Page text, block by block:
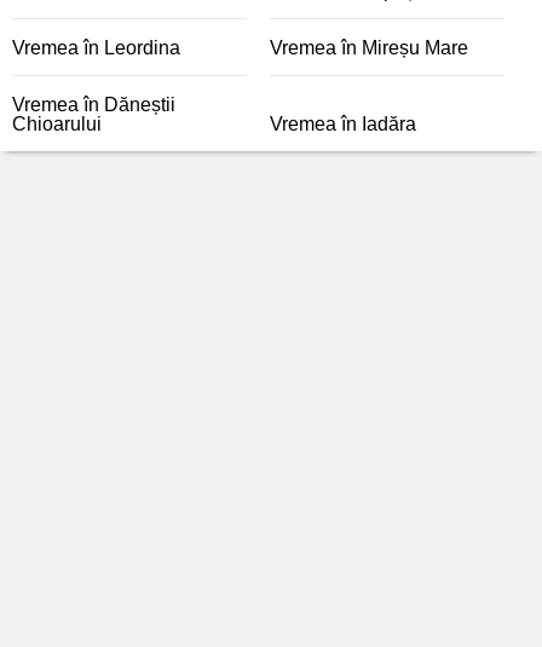
Vremea în Leordina Vremea în Mireșu Mare
Vremea în Dăneștii
Chioarului
Vremea în Iadăra